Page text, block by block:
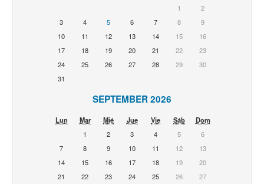
1
2
3
4 5 6 7 8
9
10
11 12 13 14 15
16
17
18 19 20 21 22
23
24
25 26 27 28 29
30
31
SEPTEMBER 2026
Lun Mar Mié Jue Vie Sáb
Dom
1
2 3 4 5
6
7
8 9 10 11 12
13
14
15 16 17 18 19
20
21
22 23 24 25 26 27